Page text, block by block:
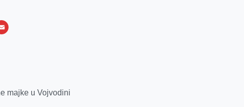
majke u Vojvodini